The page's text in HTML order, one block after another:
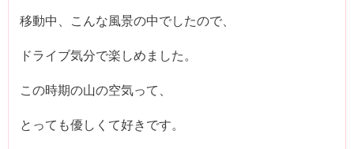
移動中、こんな風景の中でしたので、
ドライブ気分で楽しめました。
この時期の山の空気って、
とっても優しくて好きです。